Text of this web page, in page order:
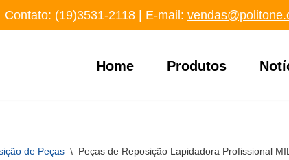
Contato: (19)3531-2118 ‬ | E-mail:
Home Produtos
de Peças \ Peças de Reposição Lapidadora Profissional